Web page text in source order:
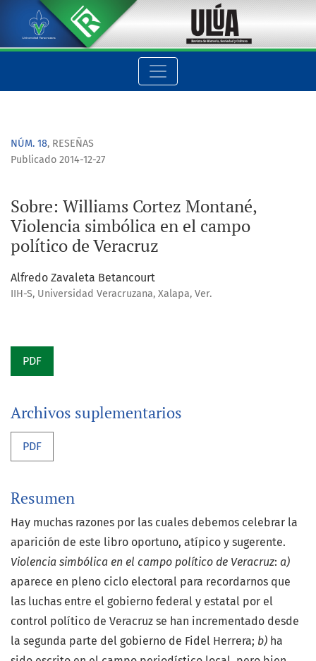
Sobre: Williams Cortez Montané, Violencia simbólica en el
NÚM. 18, RESEÑAS
Sobre: Williams Cortez Montané,
Violencia simbólica en el campo
político de Veracruz
Publicado 2014-12-27
Alfredo Zavaleta Betancourt
IIH-S, Universidad Veracruzana, Xalapa, Ver.
PDF
Archivos suplementarios
PDF
Resumen
Hay muchas razones por las cuales debemos celebrar la
aparición de este libro oportuno, atípico y sugerente.
Violencia simbólica en el campo político de Veracruz: a)
aparece en pleno ciclo electoral para recordarnos que
las luchas entre el gobierno federal y estatal por el
control político de Veracruz se han incrementado desde
la segunda parte del gobierno de Fidel Herrera; b) ha